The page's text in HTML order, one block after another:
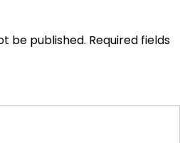
be published. Required fields